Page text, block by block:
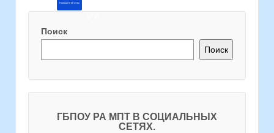
Напишите об этом
Поиск
Поиск
ГБПОУ РА МПТ В СОЦИАЛЬНЫХ
СЕТЯХ.